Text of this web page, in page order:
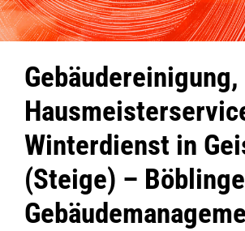
Gebäudereinigung,
Winterdienst in
(Steige) –